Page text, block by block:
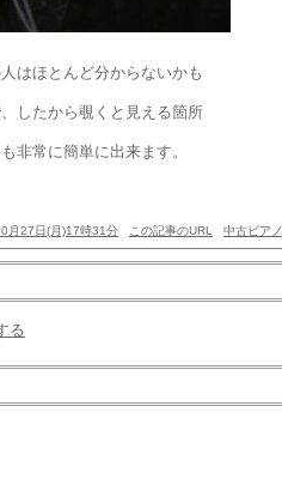
はほとんど分からないかも
したから覗くと見える箇所
非常に簡単に出来ます。
月27日(月)17時31分 この記事のURL 中古ピアノ
る